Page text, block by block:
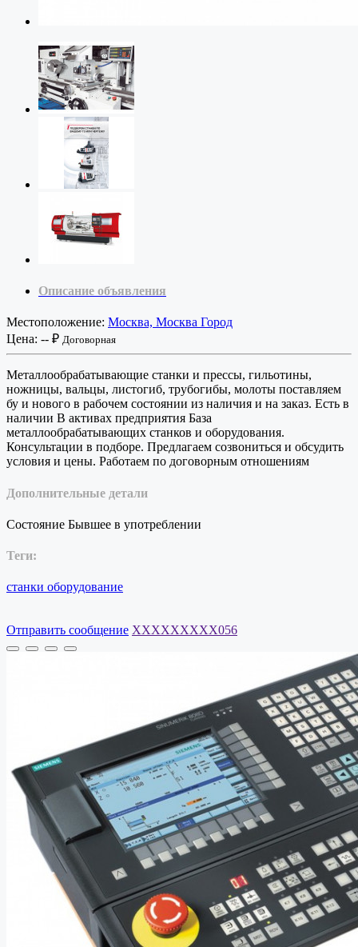
Описание объявления
Местоположение: Москва, Москва Город
Цена: -- ₽ Договорная
Металлообрабатывающие станки и прессы, гильотины,
ножницы, вальцы, листогиб, трубогибы, молоты поставляем
бу и нового в рабочем состоянии из наличия и на заказ. Есть в
наличии В активах предприятия База
металлообрабатывающих станков и оборудования.
Консультации в подборе. Предлагаем созвониться и обсудить
условия и цены. Работаем по договорным отношениям
Дополнительные детали
Состояние Бывшее в употреблении
Теги:
станки оборудование
Отправить сообщение XXXXXXXXX056